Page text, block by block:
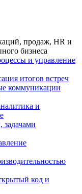
продаж, HR и
бизнеса
и управление
итогов встреч
коммуникации
и
задачами
код и